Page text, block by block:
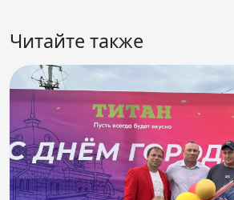
Читайте также